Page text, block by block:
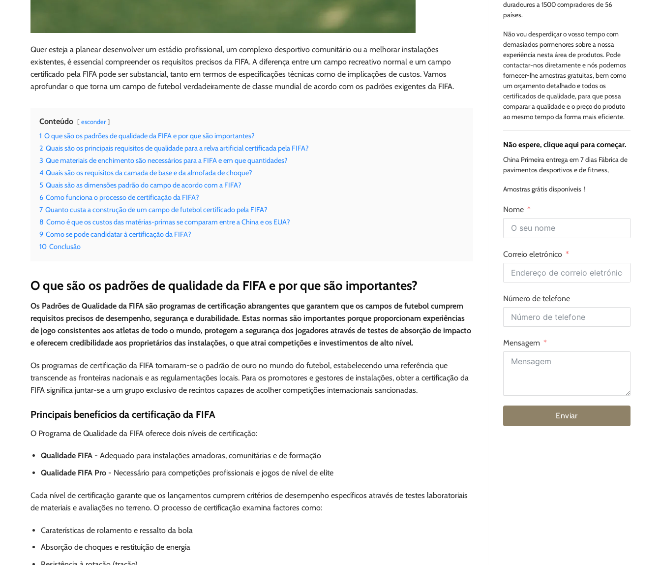
Quer esteja a planear desenvolver um estádio profissional, um complexo desportivo comunitário ou a melhorar instalações
existentes, é essencial compreender os requisitos precisos da FIFA. A diferença entre um campo recreativo normal e um campo
certificado pela FIFA pode ser substancial, tanto em termos de especificações técnicas como de implicações de custos. Vamos
aprofundar o que torna um campo de futebol verdadeiramente de classe mundial de acordo com os padrões exigentes da FIFA.
Conteúdo esconder
1 O que são os padrões de qualidade da FIFA e por que são importantes?
2 Quais são os principais requisitos de qualidade para a relva artificial certificada pela FIFA?
3 Que materiais de enchimento são necessários para a FIFA e em que quantidades?
4 Quais são os requisitos da camada de base e da almofada de choque?
5 Quais são as dimensões padrão do campo de acordo com a FIFA?
6 Como funciona o processo de certificação da FIFA?
7 Quanto custa a construção de um campo de futebol certificado pela FIFA?
8 Como é que os custos das matérias-primas se comparam entre a China e os EUA?
9 Como se pode candidatar à certificação da FIFA?
10 Conclusão
O que são os padrões de qualidade da FIFA e por que são importantes?
Os Padrões de Qualidade da FIFA são programas de certificação abrangentes que garantem que os campos de futebol cumprem
requisitos precisos de desempenho, segurança e durabilidade. Estas normas são importantes porque proporcionam experiências
de jogo consistentes aos atletas de todo o mundo, protegem a segurança dos jogadores através de testes de absorção de impacto
e oferecem credibilidade aos proprietários das instalações, o que atrai competições e investimentos de alto nível.
Os programas de certificação da FIFA tornaram-se o padrão de ouro no mundo do futebol, estabelecendo uma referência que
transcende as fronteiras nacionais e as regulamentações locais. Para os promotores e gestores de instalações, obter a certificação da
FIFA significa juntar-se a um grupo exclusivo de recintos capazes de acolher competições internacionais sancionadas.
Principais benefícios da certificação da FIFA
O Programa de Qualidade da FIFA oferece dois níveis de certificação:
Qualidade FIFA- Adequado para instalações amadoras, comunitárias e de formação
Qualidade FIFA Pro- Necessário para competições profissionais e jogos de nível de elite
Cada nível de certificação garante que os lançamentos cumprem critérios de desempenho específicos através de testes laboratoriais
de materiais e avaliações no terreno. O processo de certificação examina factores como:
Caraterísticas de rolamento e ressalto da bola
Absorção de choques e restituição de energia
duradouros a 1500 compradores de 56
países.
Não vou desperdiçar o vosso tempo com
demasiados pormenores sobre a nossa
experiência nesta área de produtos. Pode
contactar-nos diretamente e nós podemos
fornecer-lhe amostras gratuitas, bem como
um orçamento detalhado e todos os
certificados de qualidade, para que possa
comparar a qualidade e o preço do produto
ao mesmo tempo da forma mais eficiente.
Não espere, clique aqui para começar.
China Primeira entrega em 7 dias Fábrica de
pavimentos desportivos e de fitness,
Amostras grátis disponíveis！
Nome
Correio eletrónico
Número de telefone
Mensagem
Enviar